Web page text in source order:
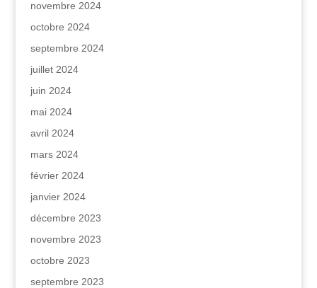
novembre 2024
octobre 2024
septembre 2024
juillet 2024
juin 2024
mai 2024
avril 2024
mars 2024
février 2024
janvier 2024
décembre 2023
novembre 2023
octobre 2023
septembre 2023